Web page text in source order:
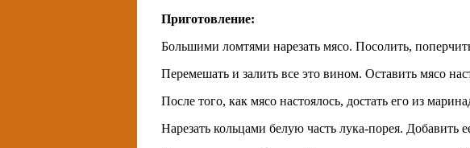
Приготовление:
Большими ломтями нарезать мясо. Посолить,
Перемешать и залить все это вином. Оставить мясо
После того, как мясо настоялось, достать его из
Нарезать кольцами белую часть лука-порея. Добавить